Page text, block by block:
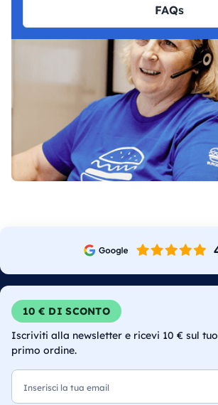
FAQs
10 € DI SCONTO
Iscriviti alla newsletter e ricevi 10 € sul tuo
primo ordine.